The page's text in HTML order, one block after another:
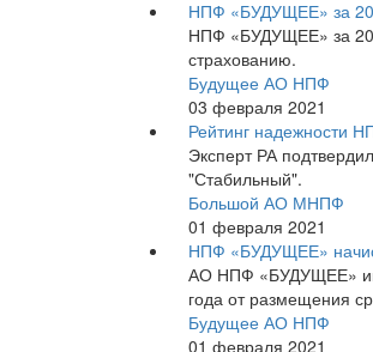
НПФ «БУДУЩЕЕ» за
НПФ «БУДУЩЕЕ» за
страхованию.
Будущее АО НПФ
03 февраля 2021
Рейтинг надежности
Эксперт РА
"Стабильный".
Большой АО МНПФ
01 февраля 2021
НПФ «БУДУЩЕЕ»
АО НПФ «БУДУЩЕЕ»
года от размещения
Будущее АО НПФ
01 февраля 2021